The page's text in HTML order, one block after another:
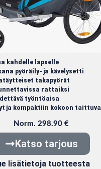
kahdelle lapselle
pyöräily- ja kävelysetti
takapyörät
rattaiksi
työntöaisa
ja kompaktiin kokoon taittuva
Norm. 298.90 €
Katso tarjous
lisätietoja tuotteesta